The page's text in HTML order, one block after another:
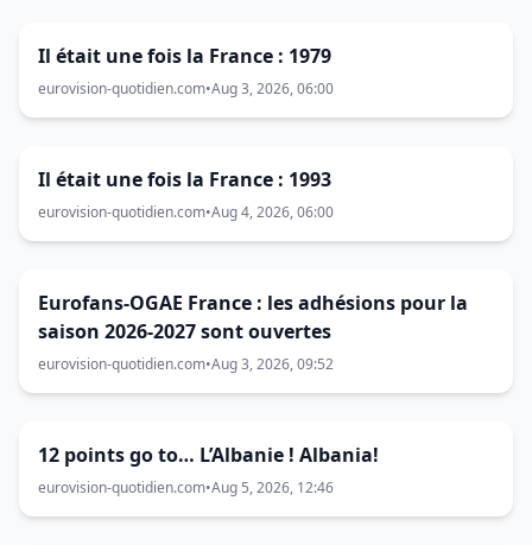
Il était une fois la France : 1979
eurovision-quotidien.com•Aug 3, 2026, 06:00
Il était une fois la France : 1993
eurovision-quotidien.com•Aug 4, 2026, 06:00
Eurofans-OGAE France : les adhésions pour la
saison 2026-2027 sont ouvertes
eurovision-quotidien.com•Aug 3, 2026, 09:52
12 points go to… L’Albanie ! Albania!
eurovision-quotidien.com•Aug 5, 2026, 12:46